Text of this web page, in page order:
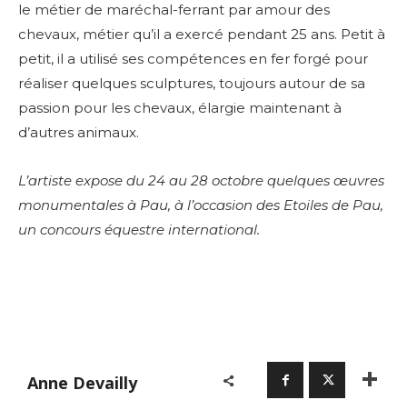
le métier de maréchal-ferrant par amour des
chevaux, métier qu’il a exercé pendant 25 ans. Petit à
petit, il a utilisé ses compétences en fer forgé pour
réaliser quelques sculptures, toujours autour de sa
passion pour les chevaux, élargie maintenant à
d’autres animaux.
L’artiste expose du 24 au 28 octobre quelques œuvres
monumentales à Pau, à l’occasion des Etoiles de Pau,
un concours équestre international.
Anne Devailly